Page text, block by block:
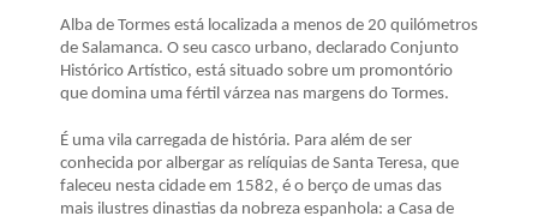
Alba de Tormes está localizada a menos de 20 quilómetros
de Salamanca. O seu casco urbano, declarado Conjunto
Histórico Artístico, está situado sobre um promontório
que domina uma fértil várzea nas margens do Tormes.
É uma vila carregada de história. Para além de ser
conhecida por albergar as relíquias de Santa Teresa, que
faleceu nesta cidade em 1582, é o berço de umas das
mais ilustres dinastias da nobreza espanhola: a Casa de